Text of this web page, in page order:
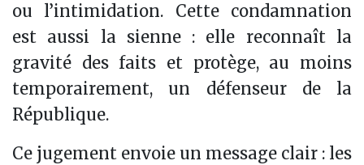
ou l’intimidation. Cette condamnation
est aussi la sienne : elle reconnaît la
gravité des faits et protège, au moins
temporairement, un défenseur de la
République.
Ce jugement envoie un message clair : les